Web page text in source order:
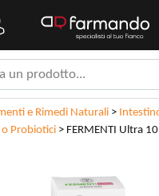
e Rimedi Naturali >
Probiotici > FERMENTI Ultra